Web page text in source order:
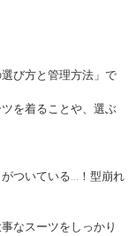
び方と管理方法」で
を着ることや、選ぶ
ついている…！型崩れ
なスーツをしっかり